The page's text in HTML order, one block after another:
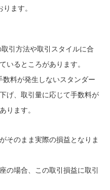
ます。
引方法や取引スタイルに合
いるところがあります。
料が発生しないスタンダー
げ、取引量に応じて手数料が
ります。
そのまま実際の損益となりま
の場合、この取引損益に取引